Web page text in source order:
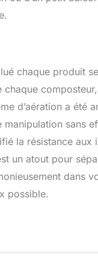
chaque produit
d’aération a été
sans
la résistance aux
un atout pour
dans
possible.